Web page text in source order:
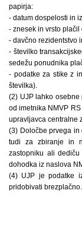
papirja:
- datum dospelosti in
- znesek in vrsto
- davčno rezidentstvo
- številko
sedežu ponudnika
- podatke za stike z
številka).
(2) UJP lahko
od imetnika NMVP
upravljavca centralne
(3) Določbe prvega
tudi za zbiranje in
zastopniku ali
dohodka iz naslova
(4) UJP je podatke
pridobivati brezplačno.